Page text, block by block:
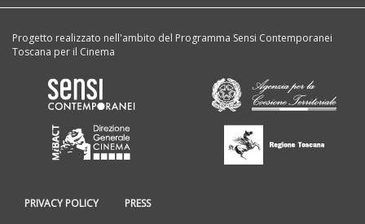
Progetto realizzato nell'ambito del Programma Sensi Contemporanei
Toscana per il Cinema
PRIVACY POLICY PRESS